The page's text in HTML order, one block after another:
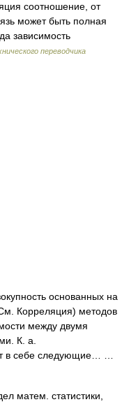
соотношение, от
может быть полная
зависимость
переводчика
основанных на
Корреляция) методов
между двумя
К. а.
в себе следующие… …
матем. статистики,